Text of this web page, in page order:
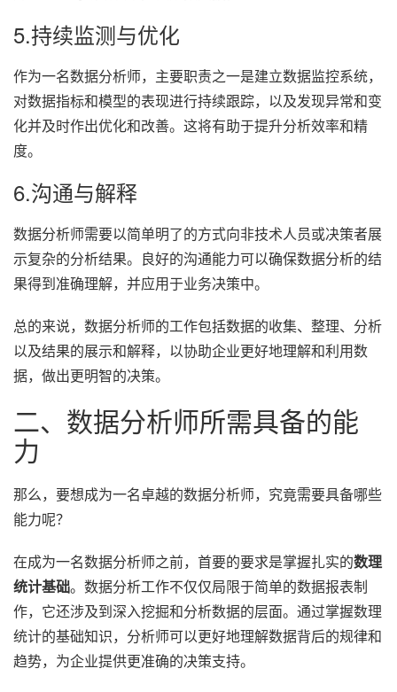
5.持续监测与优化
作为一名数据分析师，主要职责之一是建立数据监控系统，
对数据指标和模型的表现进行持续跟踪，以及发现异常和变
化并及时作出优化和改善。这将有助于提升分析效率和精
度。
6.沟通与解释
数据分析师需要以简单明了的方式向非技术人员或决策者展
示复杂的分析结果。良好的沟通能力可以确保数据分析的结
果得到准确理解，并应用于业务决策中。
总的来说，数据分析师的工作包括数据的收集、整理、分析
以及结果的展示和解释，以协助企业更好地理解和利用数
据，做出更明智的决策。
二、数据分析师所需具备的能
力
那么，要想成为一名卓越的数据分析师，究竟需要具备哪些
能力呢？
在成为一名数据分析师之前，首要的要求是掌握扎实的数理
统计基础。数据分析工作不仅仅局限于简单的数据报表制
作，它还涉及到深入挖掘和分析数据的层面。通过掌握数理
统计的基础知识，分析师可以更好地理解数据背后的规律和
趋势，为企业提供更准确的决策支持。